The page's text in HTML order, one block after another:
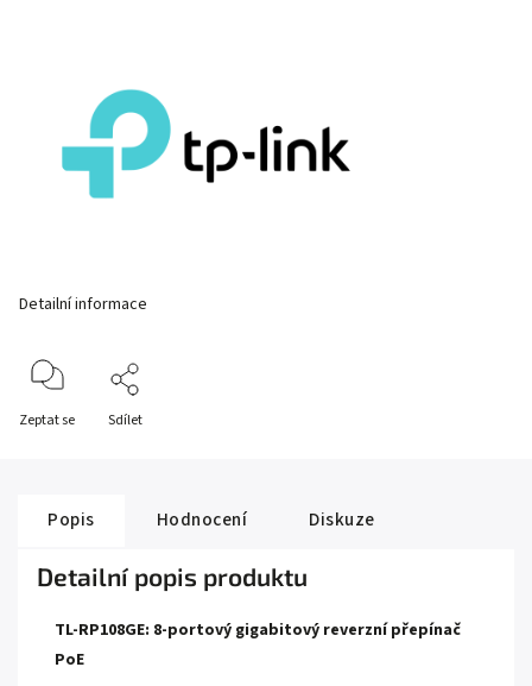
Detailní informace
Zeptat se Sdílet
Popis Hodnocení Diskuze
Detailní popis produktu
TL-RP108GE: 8-portový gigabitový reverzní přepínač
PoE